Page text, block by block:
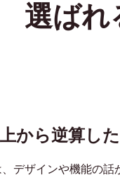
選ばれ
から逆算し
デザインや機能の話